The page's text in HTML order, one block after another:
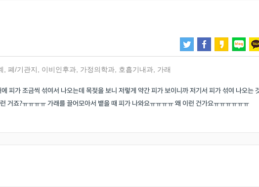
폐/기관지 이비인후과 가정의학과 호흡기내과 가래
피가 조금씩 섞여서 나오는데 목젖을 보니 저렇게 약간 피가 보이니까 저기서 피가 섞여 나오는
거죠?ㅠㅠㅠㅠ 가래를 끌어모아서 뱉을 때 피가 나와요ㅠㅠㅠㅠ 왜 이런 건가요ㅠㅠㅠㅠㅠㅠ